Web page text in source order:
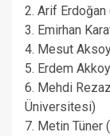
2. Arif
3. Emirhan
4. Mesut
5. Erdem
6. Mehdi
Üniversitesi)
7. Metin Tüner